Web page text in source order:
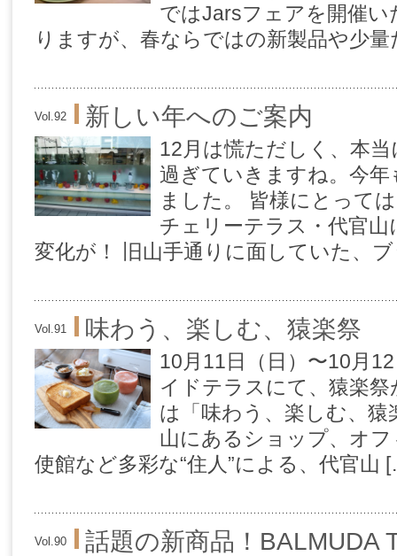
ではJarsフェアを開催
りますが、春ならではの新製品や少
Vol.92 新しい年へのご案内
12月は慌ただしく、本
過ぎていきますね。今
ました。 皆様にとって
チェリーテラス・代官
変化が！ 旧山手通りに面していた、
Vol.91 味わう、楽しむ、猿楽祭
10月11日（日）〜10月
イドテラスにて、猿楽
は「味わう、楽しむ、
山にあるショップ、オ
使館など多彩な“住人”による、代官山
Vol.90 話題の新商品！BALMUDA